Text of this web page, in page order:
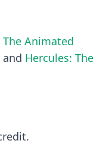
The Animated
and Hercules: The